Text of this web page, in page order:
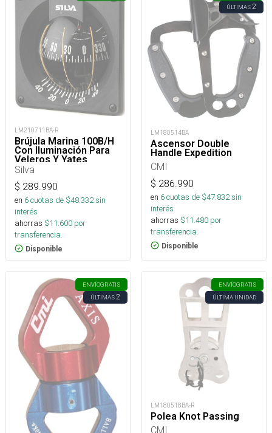
LM210711BA-R
Brújula Marina 100B/H
Con Iluminación Para
Veleros Y Yates
Silva
$ 289.990
en 6cuotas de $48.332sin
interés
ahorras $11.600 por
transferencia.
Disponible
ÚLTIMAS2
LM180514BA
Ascensor Double
Handle Expedition
CMI
$ 286.990
en 6cuotas de $47.832sin
interés
ahorras $11.480 por
transferencia.
Disponible
ENVÍOGRATIS
ÚLTIMAS2
ENVÍOGRATIS
ÚLTIMA UNIDAD
LM180518BA-R
Polea Knot Passing
CMI